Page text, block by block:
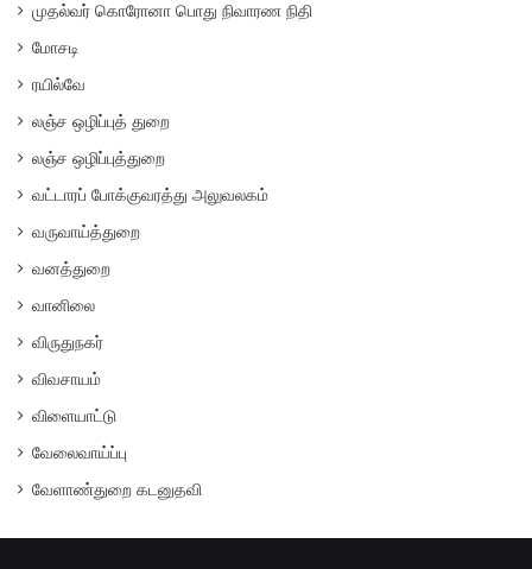
முதல்வர் கொரோனா பொது நிவாரண நிதி
மோசடி
ரயில்வே
லஞ்ச ஒழிப்புத் துறை
லஞ்ச ஒழிப்புத்துறை
வட்டாரப் போக்குவரத்து அலுவலகம்
வருவாய்த்துறை
வனத்துறை
வானிலை
விருதுநகர்
விவசாயம்
விளையாட்டு
வேலைவாய்ப்பு
வேளாண்துறை கடனுதவி